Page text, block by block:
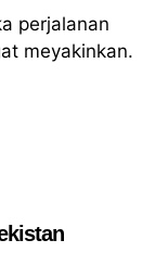
perjalanan
meyakinkan.